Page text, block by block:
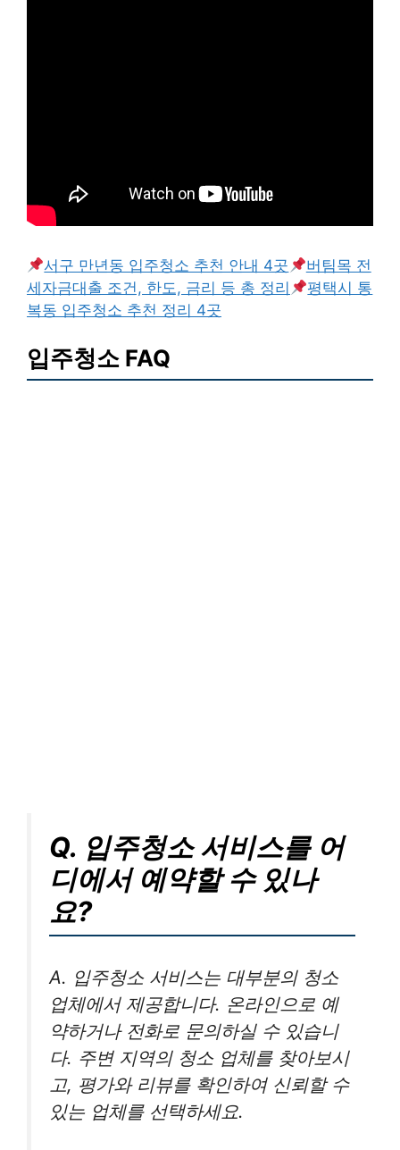
서구 만년동 입주청소 추천 안내 4곳
버팀목 전
세자금대출 조건, 한도, 금리 등 총 정리
평택시 통
복동 입주청소 추천 정리 4곳
입주청소 FAQ
Q. 입주청소 서비스를 어
디에서 예약할 수 있나
요?
A. 입주청소 서비스는 대부분의 청소
업체에서 제공합니다. 온라인으로 예
약하거나 전화로 문의하실 수 있습니
다. 주변 지역의 청소 업체를 찾아보시
고, 평가와 리뷰를 확인하여 신뢰할 수
있는 업체를 선택하세요.